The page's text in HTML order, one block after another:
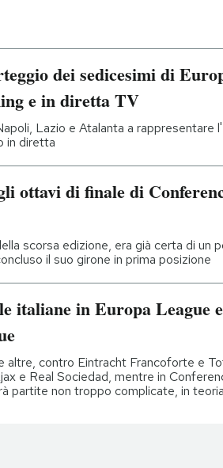
dei sedicesimi di
e in diretta TV
Lazio e Atalanta a rappresentare
in diretta
ottavi di finale di
scorsa edizione, era già certa di un
il suo girone in prima posizione
italiane in Europa League e
altre, contro Eintracht Francoforte e
e Real Sociedad, mentre in
partite non troppo complicate, in teoria